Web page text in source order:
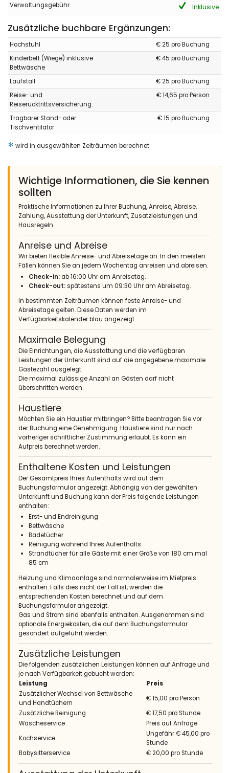
Verwaltungsgebühr Inklusive
Zusätzliche buchbare Ergänzungen:
Hochstuhl
€ 25 pro Buchung
Kinderbett (Wiege) inklusive
Bettwäsche
€ 45 pro Buchung
Laufstall
€ 25 pro Buchung
Reise- und
Reiserücktrittsversicherung.
€ 14,65 pro Person
Tragbarer Stand- oder
Tischventilator
€ 15 pro Buchung
* wird in ausgewählten Zeiträumen berechnet
Wichtige Informationen, die Sie kennen
sollten
Praktische Informationen zu Ihrer Buchung, Anreise, Abreise,
Zahlung, Ausstattung der Unterkunft, Zusatzleistungen und
Hausregeln.
Anreise und Abreise
Wir bieten flexible Anreise- und Abreisetage an. In den meisten
Fällen können Sie an jedem Wochentag anreisen und abreisen.
Check-in: ab 16:00 Uhr am Anreisetag.
Check-out:spätestens um 09:30 Uhr am Abreisetag.
In bestimmten Zeiträumen können feste Anreise- und
Abreisetage gelten. Diese Daten werden im
Verfügbarkeitskalender blau angezeigt.
Maximale Belegung
Die Einrichtungen, die Ausstattung und die verfügbaren
Leistungen der Unterkunft sind auf die angegebene maximale
Gästezahl ausgelegt.
Die maximal zulässige Anzahl an Gästen darf nicht
überschritten werden.
Haustiere
Möchten Sie ein Haustier mitbringen? Bitte beantragen Sie vor
der Buchung eine Genehmigung. Haustiere sind nur nach
vorheriger schriftlicher Zustimmung erlaubt. Es kann ein
Aufpreis berechnet werden.
Enthaltene Kosten und Leistungen
Der Gesamtpreis Ihres Aufenthalts wird auf dem
Buchungsformular angezeigt. Abhängig von der gewählten
Unterkunft und Buchung kann der Preis folgende Leistungen
enthalten:
Erst- und Endreinigung
Bettwäsche
Badetücher
Reinigung während Ihres Aufenthalts
Strandtücher für alle Gäste mit einer Größe von 180 cm mal
85 cm
Heizung und Klimaanlage sind normalerweise im Mietpreis
enthalten. Falls dies nicht der Fall ist, werden die
entsprechenden Kosten berechnet und auf dem
Buchungsformular angezeigt.
Gas und Strom sind ebenfalls enthalten. Ausgenommen sind
optionale Energiekosten, die auf dem Buchungsformular
gesondert aufgeführt werden.
Zusätzliche Leistungen
Die folgenden zusätzlichen Leistungen können auf Anfrage und
je nach Verfügbarkeit gebucht werden:
Leistung
Preis
Zusätzlicher Wechsel von Bettwäsche
und Handtüchern
€ 15,00 pro Person
Zusätzliche Reinigung
€ 17,50 pro Stunde
Wäscheservice
Preis auf Anfrage
Kochservice
Ungefähr € 45,00 pro
Stunde
Babysitterservice
€ 20,00 pro Stunde